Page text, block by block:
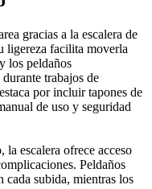
cm; Profundidad: 4.7
gracias a la escalera de
ligereza facilita moverla
los peldaños
trabajos de
por incluir tapones de
de uso y seguridad
la escalera ofrece acceso
Peldaños
cada subida, mientras los